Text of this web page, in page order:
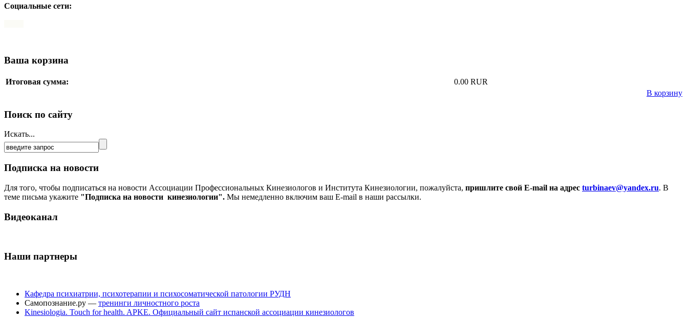
Социальные сети:
Ваша корзина
Итоговая сумма:
0.00 RUR
В корзину
Поиск по сайту
Искать...
Подписка на новости
Для того, чтобы подписаться на новости Ассоциации Профессиональных Кинезиологов и Института Кинезиологии, пожалуйста, пришлите свой E-mail на адрес turbinaev@yandex.ru. В
теме письма укажите "Подписка на новости кинезиологии". Мы немедленно включим ваш E-mail в наши рассылки.
Видеоканал
Наши партнеры
Кафедра психиатрии, психотерапии и психосоматической патологии РУДН
Самопознание.ру — тренинги личностного роста
Kinesiologia. Touch for health. APKE. Официальный сайт испанской ассоциации кинезиологов